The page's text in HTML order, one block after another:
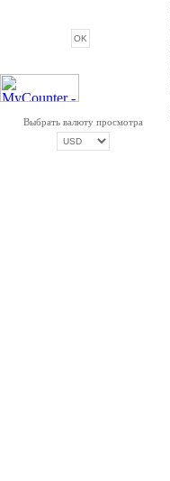
Выбрать валюту просмотра